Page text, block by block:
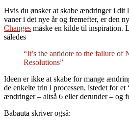
Hvis du ønsker at skabe ændringer i dit
vaner i det nye år og fremefter, er den
Changes måske en kilde til inspiration.
således
“It’s the antidote to the failure of
Resolutions”
Ideen er ikke at skabe for mange
de enkelte trin i processen, istedet for
ændringer – altså 6 eller derunder – og
Babauta skriver også: